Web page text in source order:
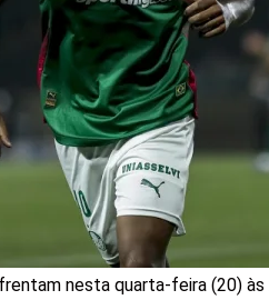
nesta quarta-feira (20)